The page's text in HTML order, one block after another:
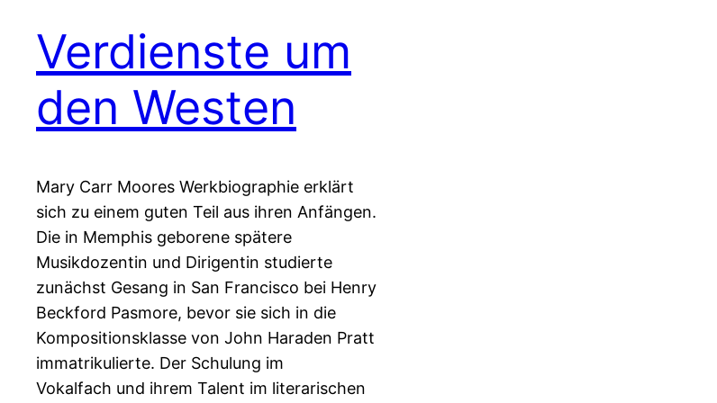
Verdienste um
den Westen
Mary Carr Moores Werkbiographie erklärt
sich zu einem guten Teil aus ihren Anfängen.
Die in Memphis geborene spätere
Musikdozentin und Dirigentin studierte
zunächst Gesang in San Francisco bei Henry
Beckford Pasmore, bevor sie sich in die
Kompositionsklasse von John Haraden Pratt
immatrikulierte. Der Schulung im
Vokalfach und ihrem Talent im literarischen